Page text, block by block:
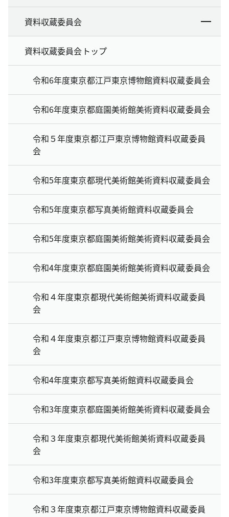
資料収蔵委員会
資料収蔵委員会トップ
令和6年度東京都江戸東京博物館資料収蔵委員会
令和6年度東京都庭園美術館美術資料収蔵委員会
令和５年度東京都江戸東京博物館資料収蔵委員
会
令和5年度東京都現代美術館美術資料収蔵委員会
令和5年度東京都写真美術館資料収蔵委員会
令和5年度東京都庭園美術館美術資料収蔵委員会
令和4年度東京都庭園美術館美術資料収蔵委員会
令和４年度東京都現代美術館美術資料収蔵委員
会
令和４年度東京都江戸東京博物館資料収蔵委員
会
令和4年度東京都写真美術館資料収蔵委員会
令和3年度東京都庭園美術館美術資料収蔵委員会
令和３年度東京都現代美術館美術資料収蔵委員
会
令和3年度東京都写真美術館資料収蔵委員会
令和３年度東京都江戸東京博物館資料収蔵委員